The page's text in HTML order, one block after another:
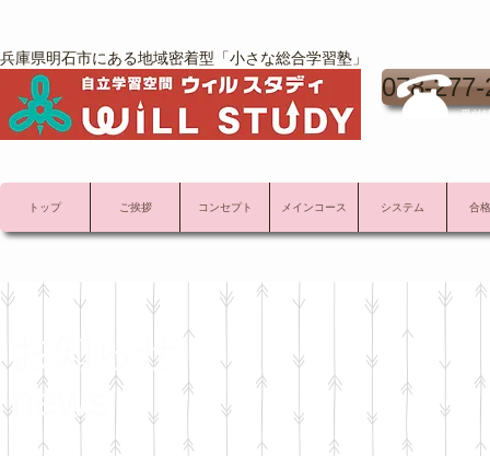
兵庫県明石市にある地域密着型「小さな総合学習塾」
078-
受付
トップ ご挨拶 コンセプト メインコース システム 合
お知らせ
news